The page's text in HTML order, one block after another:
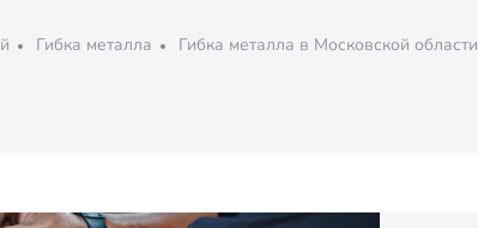
Гибка металла Гибка металла в Московской области